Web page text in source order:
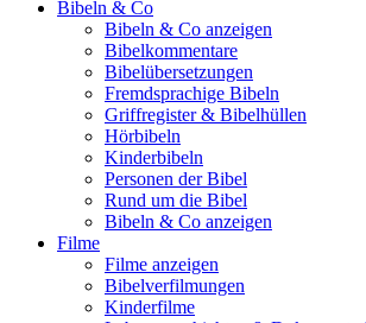
Bibeln & Co
Bibeln & Co anzeigen
Bibelkommentare
Bibelübersetzungen
Fremdsprachige Bibeln
Griffregister & Bibelhüllen
Hörbibeln
Kinderbibeln
Personen der Bibel
Rund um die Bibel
Bibeln & Co anzeigen
Filme
Filme anzeigen
Bibelverfilmungen
Kinderfilme